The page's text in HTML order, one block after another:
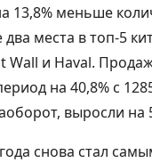
13,8% меньше
места в топ-5
Wall и Haval.
на 40,8% с
выросли на
снова стал